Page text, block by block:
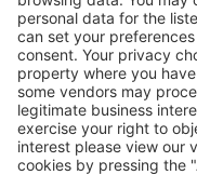
Copyright © eSky.se. Alla